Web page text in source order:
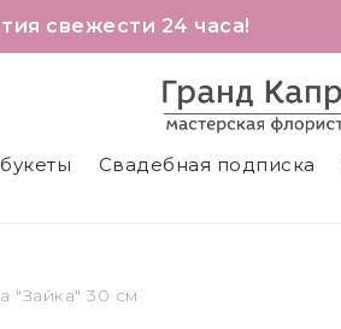
свежести 24 часа!
Свадебная подписка
"Зайка" 30 см